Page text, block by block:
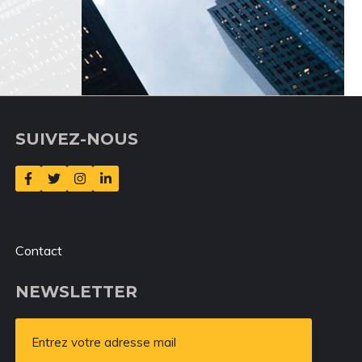
SUIVEZ-NOUS
Contact
NEWSLETTER
Entrez votre adresse mail